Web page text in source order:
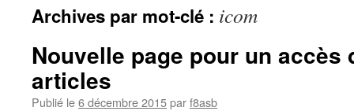
Archives par mot-clé : icom
Nouvelle page pour un accès
articles
Publié le6 décembre 2015parf8asb